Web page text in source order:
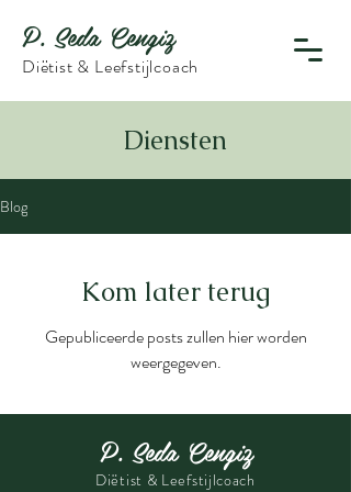
P. Seda Cengiz
Diëtist & Leefstijlcoach
Diensten
Blog
Kom later terug
Gepubliceerde posts zullen hier worden
weergegeven.
P. Seda Cengiz
Diëtist & Leefstijlcoach